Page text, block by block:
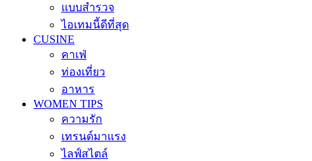
แบบสำรวจ
ไอเทมนี้ดีที่สุด
CUSINE
คาเฟ่
ท่องเที่ยว
อาหาร
WOMEN TIPS
ความรัก
เทรนด์มาแรง
ไลฟ์สไตล์